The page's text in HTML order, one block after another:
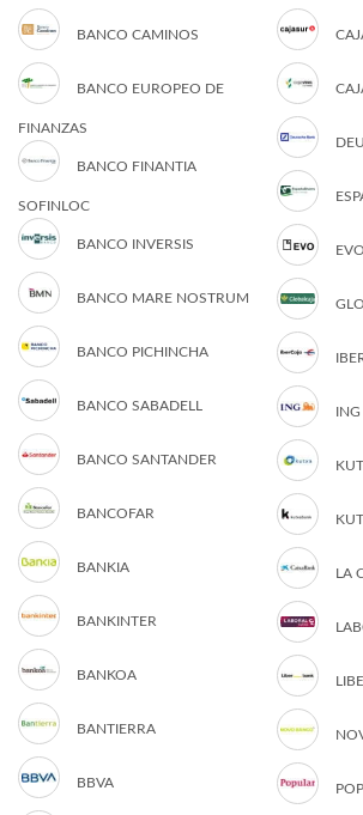
BANCO CAMINOS
BANCO EUROPEO DE
FINANZAS
BANCO FINANTIA
SOFINLOC
BANCO INVERSIS
BANCO MARE NOSTRUM
BANCO PICHINCHA
BANCO SABADELL
BANCO SANTANDER
BANCOFAR
BANKIA
BANKINTER
BANKOA
BANTIERRA
BBVA
ING
LA